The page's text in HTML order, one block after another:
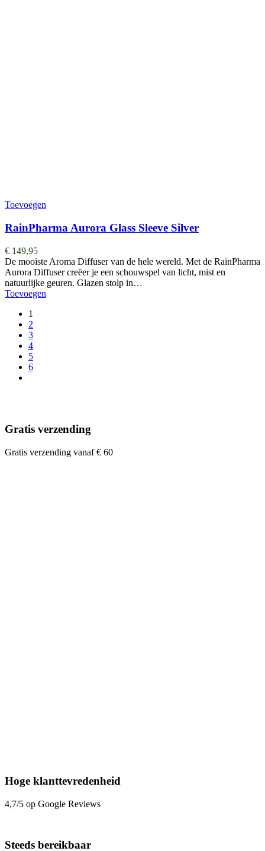
Toevoegen
RainPharma Aurora Glass Sleeve Silver
€ 149,95
De mooiste Aroma Diffuser van de hele wereld. ​​​​​​​​Met de RainPharma
Aurora Diffuser creëer je een schouwspel van licht, mist en
natuurlijke geuren. Glazen stolp in…
Toevoegen
1
2
3
4
5
6
Gratis verzending
Gratis verzending vanaf € 60
Hoge klanttevredenheid
4,7/5 op Google Reviews
Steeds bereikbaar